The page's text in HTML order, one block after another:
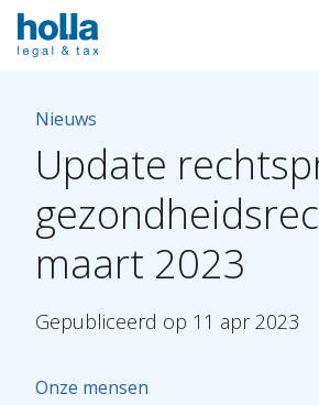
Nieuws
Update
maart 2023
Gepubliceerd op 11 apr 2023
Onze mensen